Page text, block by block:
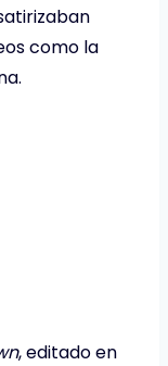
como la
, editado en